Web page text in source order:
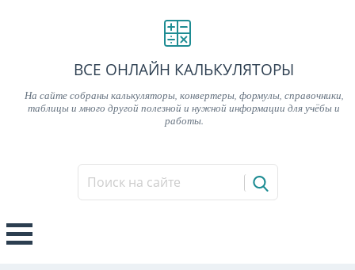
ВСЕ ОНЛАЙН КАЛЬКУЛЯТОРЫ
На сайте собраны калькуляторы, конвертеры, формулы, справочники,
таблицы и много другой полезной и нужной информации для учёбы и
работы.